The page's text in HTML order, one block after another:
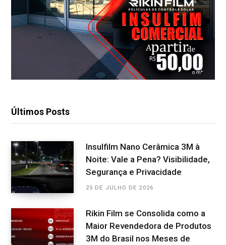
Últimos Posts
Insulfilm Nano Cerâmica 3M à
Noite: Vale a Pena? Visibilidade,
Segurança e Privacidade
25 DE JULHO DE 2026
Rikin Film se Consolida como a
Maior Revendedora de Produtos
3M do Brasil nos Meses de